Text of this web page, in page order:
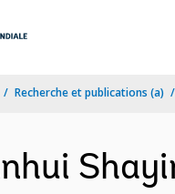
Recherche et publications (a)